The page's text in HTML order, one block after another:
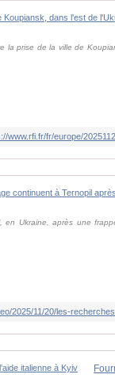
la prise de la ville de
www.rfi.fr/fr/europe/
en Ukraine, après une
2025/11/20/les-